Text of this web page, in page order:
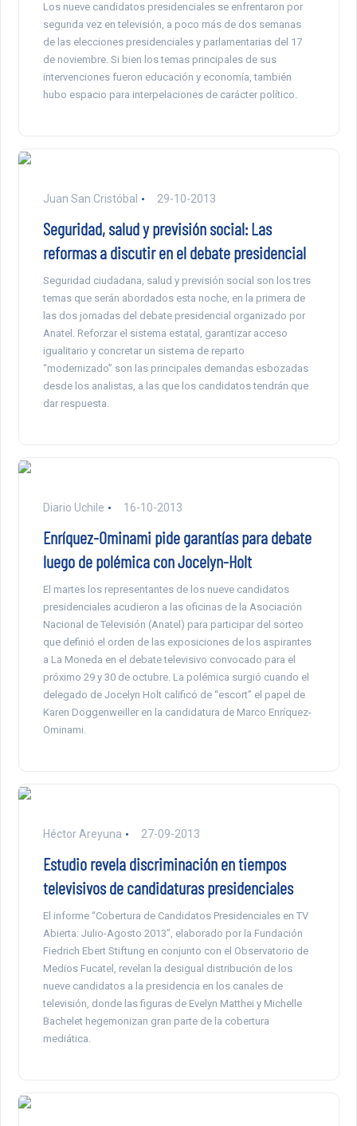
Los nueve candidatos presidenciales se enfrentaron por
segunda vez en televisión, a poco más de dos semanas
de las elecciones presidenciales y parlamentarias del 17
de noviembre. Si bien los temas principales de sus
intervenciones fueron educación y economía, también
hubo espacio para interpelaciones de carácter político.
Juan San Cristóbal 29-10-2013
Seguridad, salud y previsión social: Las
reformas a discutir en el debate presidencial
Seguridad ciudadana, salud y previsión social son los tres
temas que serán abordados esta noche, en la primera de
las dos jornadas del debate presidencial organizado por
Anatel. Reforzar el sistema estatal, garantizar acceso
igualitario y concretar un sistema de reparto
“modernizado” son las principales demandas esbozadas
desde los analistas, a las que los candidatos tendrán que
dar respuesta.
Diario Uchile 16-10-2013
Enríquez-Ominami pide garantías para debate
luego de polémica con Jocelyn-Holt
El martes los representantes de los nueve candidatos
presidenciales acudieron a las oficinas de la Asociación
Nacional de Televisión (Anatel) para participar del sorteo
que definió el orden de las exposiciones de los aspirantes
a La Moneda en el debate televisivo convocado para el
próximo 29 y 30 de octubre. La polémica surgió cuando el
delegado de Jocelyn Holt calificó de “escort” el papel de
Karen Doggenweiller en la candidatura de Marco Enríquez-
Ominami.
Héctor Areyuna 27-09-2013
Estudio revela discriminación en tiempos
televisivos de candidaturas presidenciales
El informe “Cobertura de Candidatos Presidenciales en TV
Abierta: Julio-Agosto 2013”, elaborado por la Fundación
Fiedrich Ebert Stiftung en conjunto con el Observatorio de
Medios Fucatel, revelan la desigual distribución de los
nueve candidatos a la presidencia en los canales de
televisión, donde las figuras de Evelyn Matthei y Michelle
Bachelet hegemonizan gran parte de la cobertura
mediática.